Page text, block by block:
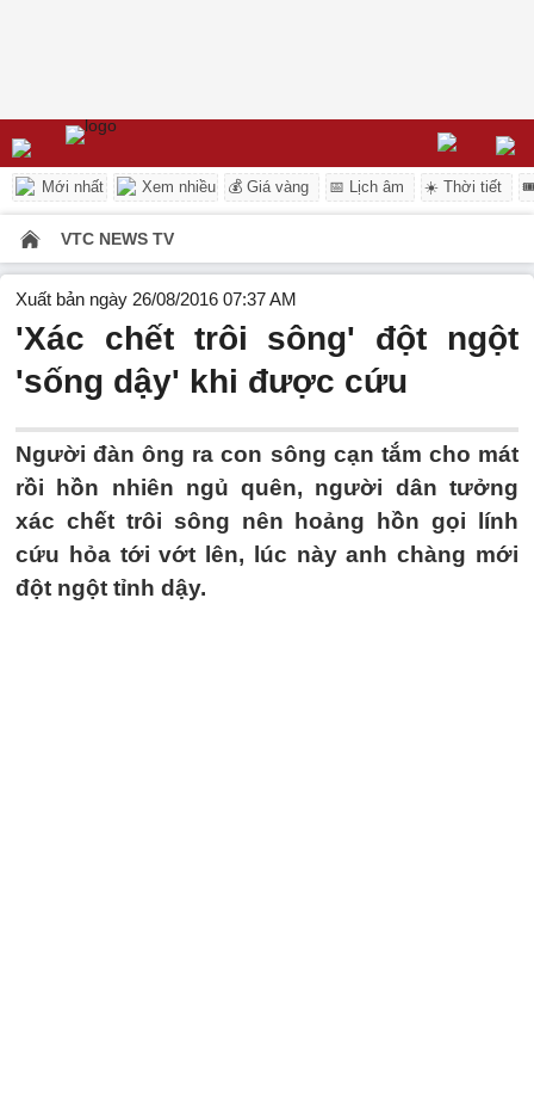
Mới nhất Xem nhiều 💰 Giá vàng 📅 Lịch âm ☀️ Thời tiết
VTC NEWS TV
Xuất bản ngày 26/08/2016 07:37 AM
'Xác chết trôi sông' đột ngột
'sống dậy' khi được cứu
Người đàn ông ra con sông cạn tắm cho mát
rồi hồn nhiên ngủ quên, người dân tưởng
xác chết trôi sông nên hoảng hồn gọi lính
cứu hỏa tới vớt lên, lúc này anh chàng mới
đột ngột tỉnh dậy.